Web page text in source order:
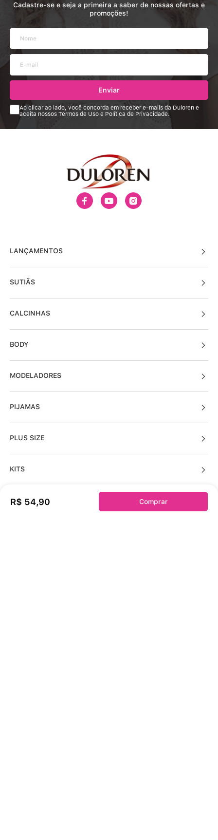
R$ 54,90 Comprar
Cadastre-se e seja a primeira a saber de nossas ofertas e
promoções!
Enviar
Ao clicar ao lado, você concorda em receber e-mails da Duloren e
aceita nossos Termos de Uso e Política de Privacidade.
LANÇAMENTOS
SUTIÃS
CALCINHAS
BODY
MODELADORES
PIJAMAS
PLUS SIZE
KITS